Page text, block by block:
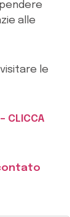
alle
le
CLICCA